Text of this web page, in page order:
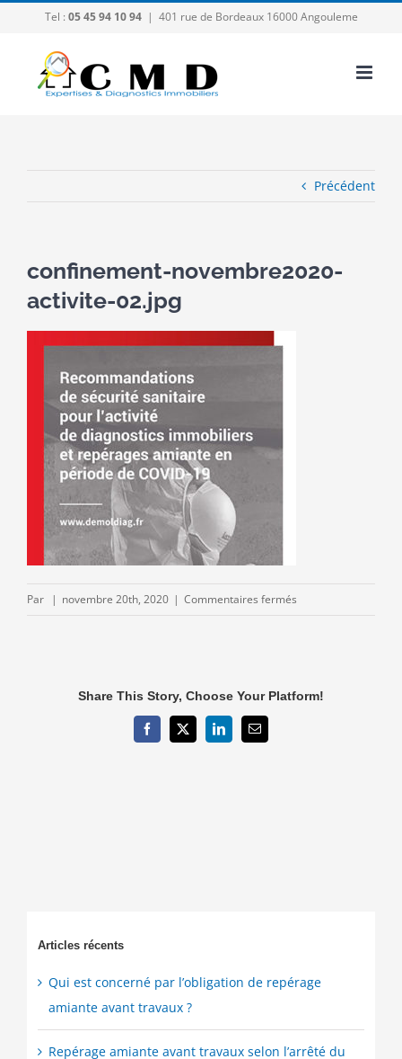
contenu
Tel : 05 45 94 10 94 | 401 rue de Bordeaux 16000 Angouleme
Précédent
confinement-novembre2020-
activite-02.jpg
Par | novembre 20th, 2020 | Commentaires fermés
Share This Story, Choose Your Platform!
Facebook
X LinkedInEmail
Articles récents
Qui est concerné par l’obligation de repérage
amiante avant travaux ?
Repérage amiante avant travaux selon l’arrêté du